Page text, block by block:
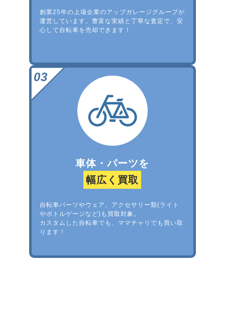
創業25年の上場企業のアップガレージグループが
運営しています。豊富な実績と丁寧な査定で、安
心して自転車を売却できます！
車体・パーツを
幅広く買取
自転車パーツやウェア、アクセサリー類(ライト
やボトルゲージなど)も買取対象。
カスタムした自転車でも、ママチャリでも買い取
ります！